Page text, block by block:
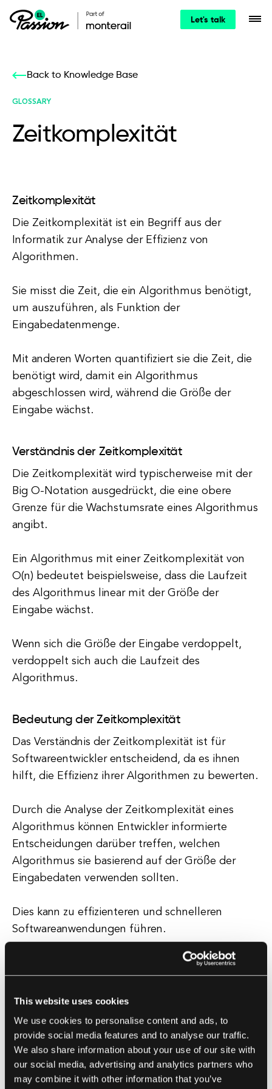
This website uses cookies
We use cookies to personalise content and ads, to
provide social media features and to analyse our traffic.
We also share information about your use of our site with
our social media, advertising and analytics partners who
may combine it with other information that you’ve
Let's talk
Back to Knowledge Base
GLOSSARY
Zeitkomplexität
Zeitkomplexität
Die Zeitkomplexität ist ein Begriff aus der
Informatik zur Analyse der Effizienz von
Algorithmen.
Sie misst die Zeit, die ein Algorithmus benötigt,
um auszuführen, als Funktion der
Eingabedatenmenge.
Mit anderen Worten quantifiziert sie die Zeit, die
benötigt wird, damit ein Algorithmus
abgeschlossen wird, während die Größe der
Eingabe wächst.
Verständnis der Zeitkomplexität
Die Zeitkomplexität wird typischerweise mit der
Big O-Notation ausgedrückt, die eine obere
Grenze für die Wachstumsrate eines Algorithmus
angibt.
Ein Algorithmus mit einer Zeitkomplexität von
O(n) bedeutet beispielsweise, dass die Laufzeit
des Algorithmus linear mit der Größe der
Eingabe wächst.
Wenn sich die Größe der Eingabe verdoppelt,
verdoppelt sich auch die Laufzeit des
Algorithmus.
Bedeutung der Zeitkomplexität
Das Verständnis der Zeitkomplexität ist für
Softwareentwickler entscheidend, da es ihnen
hilft, die Effizienz ihrer Algorithmen zu bewerten.
Durch die Analyse der Zeitkomplexität eines
Algorithmus können Entwickler informierte
Entscheidungen darüber treffen, welchen
Algorithmus sie basierend auf der Größe der
Eingabedaten verwenden sollten.
Dies kann zu effizienteren und schnelleren
Softwareanwendungen führen.
- O(1) - konstante Zeitkomplexität
- O(log n) - logarithmische Zeitkomplexität
- O(n) - lineare Zeitkomplexität
- O(n^2) - quadratische Zeitkomplexität